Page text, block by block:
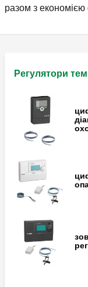
разом з економією
Регулятори